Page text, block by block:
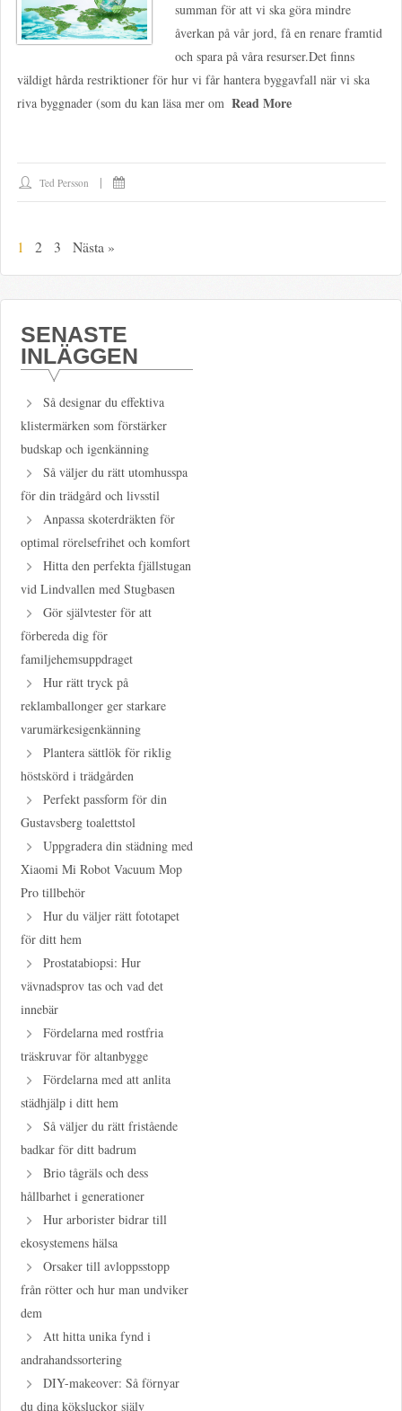
summan för att vi ska göra mindre
åverkan på vår jord, få en renare framtid
och spara på våra resurser.Det finns
väldigt hårda restriktioner för hur vi får hantera byggavfall när vi ska
riva byggnader (som du kan läsa mer om Read More
Ted Persson
1 2 3 Nästa »
SENASTE
INLÄGGEN
Så designar du effektiva
klistermärken som förstärker
budskap och igenkänning
Så väljer du rätt utomhusspa
för din trädgård och livsstil
Anpassa skoterdräkten för
optimal rörelsefrihet och komfort
Hitta den perfekta fjällstugan
vid Lindvallen med Stugbasen
Gör självtester för att
förbereda dig för
familjehemsuppdraget
Hur rätt tryck på
reklamballonger ger starkare
varumärkesigenkänning
Plantera sättlök för riklig
höstskörd i trädgården
Perfekt passform för din
Gustavsberg toalettstol
Uppgradera din städning med
Xiaomi Mi Robot Vacuum Mop
Pro tillbehör
Hur du väljer rätt fototapet
för ditt hem
Prostatabiopsi: Hur
vävnadsprov tas och vad det
innebär
Fördelarna med rostfria
träskruvar för altanbygge
Fördelarna med att anlita
städhjälp i ditt hem
Så väljer du rätt fristående
badkar för ditt badrum
Brio tågräls och dess
hållbarhet i generationer
Hur arborister bidrar till
ekosystemens hälsa
Orsaker till avloppsstopp
från rötter och hur man undviker
dem
Att hitta unika fynd i
andrahandssortering
DIY-makeover: Så förnyar
du dina köksluckor själv